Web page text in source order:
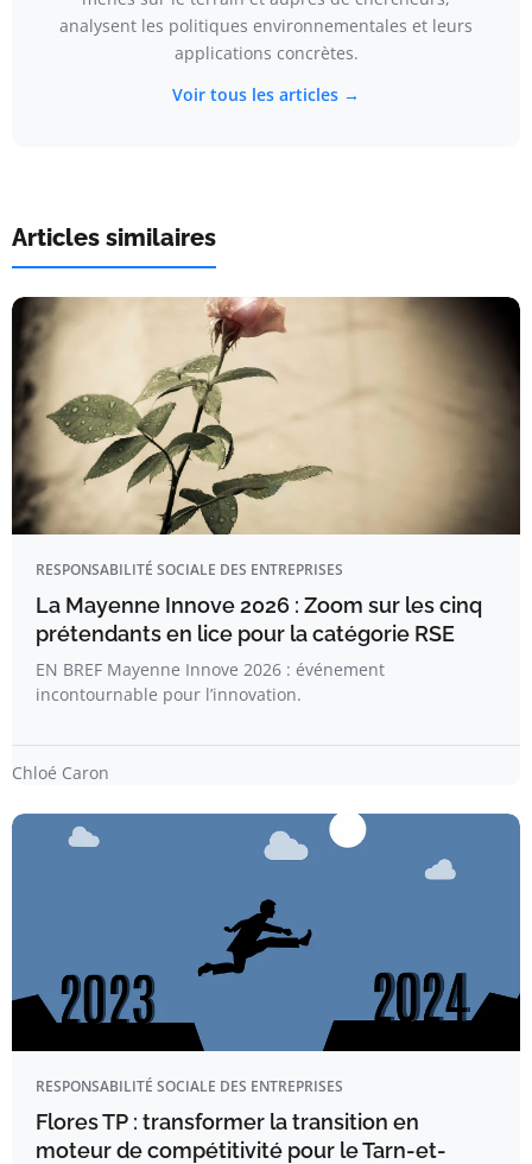
analysent les politiques environnementales et leurs
applications concrètes.
Voir tous les articles →
Articles similaires
RESPONSABILITÉ SOCIALE DES ENTREPRISES
La Mayenne Innove 2026 : Zoom sur les cinq
prétendants en lice pour la catégorie RSE
EN BREF Mayenne Innove 2026 : événement
incontournable pour l’innovation.
Chloé Caron
RESPONSABILITÉ SOCIALE DES ENTREPRISES
Flores TP : transformer la transition en
moteur de compétitivité pour le Tarn-et-